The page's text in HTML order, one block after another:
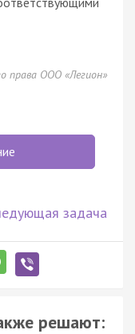
права ООО «Легион»
задача
решают: